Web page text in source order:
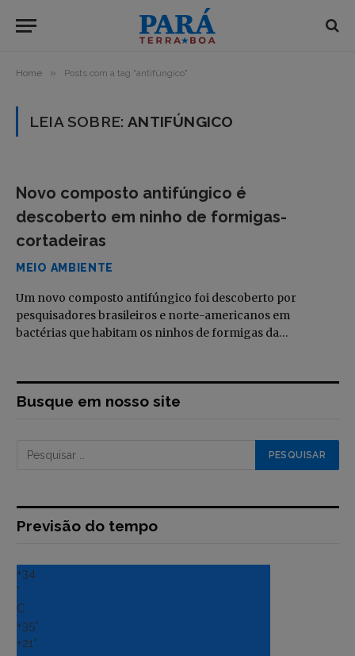
Home » Posts com a tag "antifúngico"
LEIA SOBRE:ANTIFÚNGICO
Novo composto antifúngico é
descoberto em ninho de formigas-
cortadeiras
MEIO AMBIENTE
Um novo composto antifúngico foi descoberto por
pesquisadores brasileiros e norte-americanos em
bactérias que habitam os ninhos de formigas da…
Busque em nosso site
Previsão do tempo
+34
°
C
+35°
+21°